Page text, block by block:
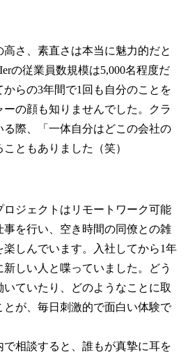
さ、素直さは本当に魅力的だと
の従業員数規模は5,000名程度だ
らの3年間で1回も自分のことを
の顔も知りませんでした。クラ
際、「一体自分はどこの会社の
ともありました（笑）
ジェクトはリモートワーク可能
を行い、空き時間の同僚との雑
しんでいます。入社してから1年
しい人と喋っていました。どう
ていたり、どのようなことに取
とが、毎日刺激的で面白い体験で
で相談すると、誰もが真摯に耳を